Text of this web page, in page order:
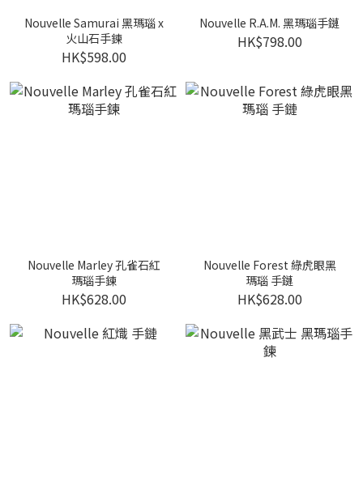
Nouvelle Samurai 黑瑪瑙 x
火山石手鍊
HK$598.00
Nouvelle R.A.M. 黑瑪瑙手鏈
HK$798.00
Nouvelle Marley 孔雀石紅
瑪瑙手鍊
HK$628.00
Nouvelle Forest 綠虎眼黑
瑪瑙 手鏈
HK$628.00